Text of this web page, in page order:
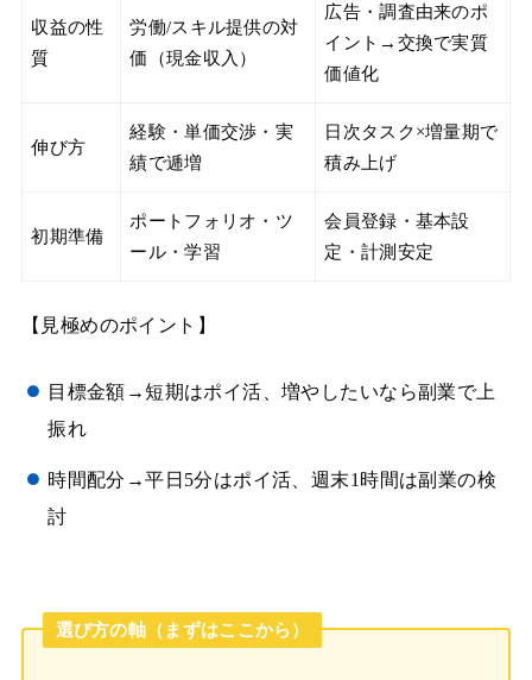
収益の性
質
労働/スキル提供の対
価（現金収入）
広告・調査由来のポ
イント→交換で実質
価値化
伸び方
経験・単価交渉・実
績で逓増
日次タスク×増量期で
積み上げ
初期準備
ポートフォリオ・ツ
ール・学習
会員登録・基本設
定・計測安定
【見極めのポイント】
目標金額→短期はポイ活、増やしたいなら副業で上
振れ
時間配分→平日5分はポイ活、週末1時間は副業の検
討
選び方の軸（まずはここから）